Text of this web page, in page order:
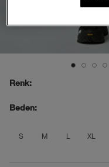
Renk:
Beden:
S M L XL